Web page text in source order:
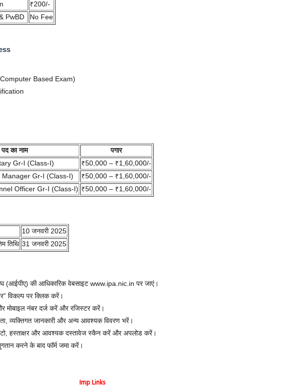
₹200/-
PwBD
No Fee
Based Exam)
पद का नाम
पगार
Gr-I (Class-I)
₹50,000 – ₹1,60,000/-
Manager Gr-I (Class-I)
₹50,000 – ₹1,60,000/-
Officer Gr-I (Class-I) ₹50,000 – ₹1,60,000/-
10 जनवरी 2025
तिथि 31 जनवरी 2025
(आईपीए) की आधिकारिक वेबसाइट www.ipa.nic.in पर जाएं।
विकल्प पर क्लिक करें।
मोबाइल नंबर दर्ज करें और रजिस्टर करें।
व्यक्तिगत जानकारी और अन्य आवश्यक विवरण भरें।
हस्ताक्षर और आवश्यक दस्तावेज स्कैन करें और अपलोड करें।
करने के बाद फॉर्म जमा करें।
Imp Links